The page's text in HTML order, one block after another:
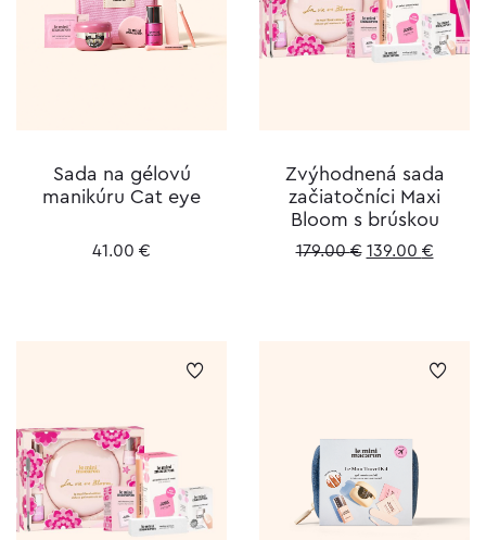
Sada na gélovú
manikúru Cat eye
41.00 €
Zvýhodnená sada
začiatočníci Maxi
Bloom s brúskou
179.00€ Original
139.00 €